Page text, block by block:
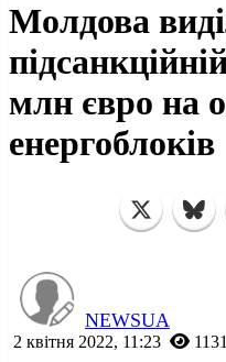
Молдова
млн євро на
енергоблоків
NEWSUA
2 квітня 2022, 11:23